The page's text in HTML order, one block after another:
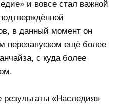
и вовсе стал важной
в данный момент он
перезапуском ещё более
с куда более
«Наследия»